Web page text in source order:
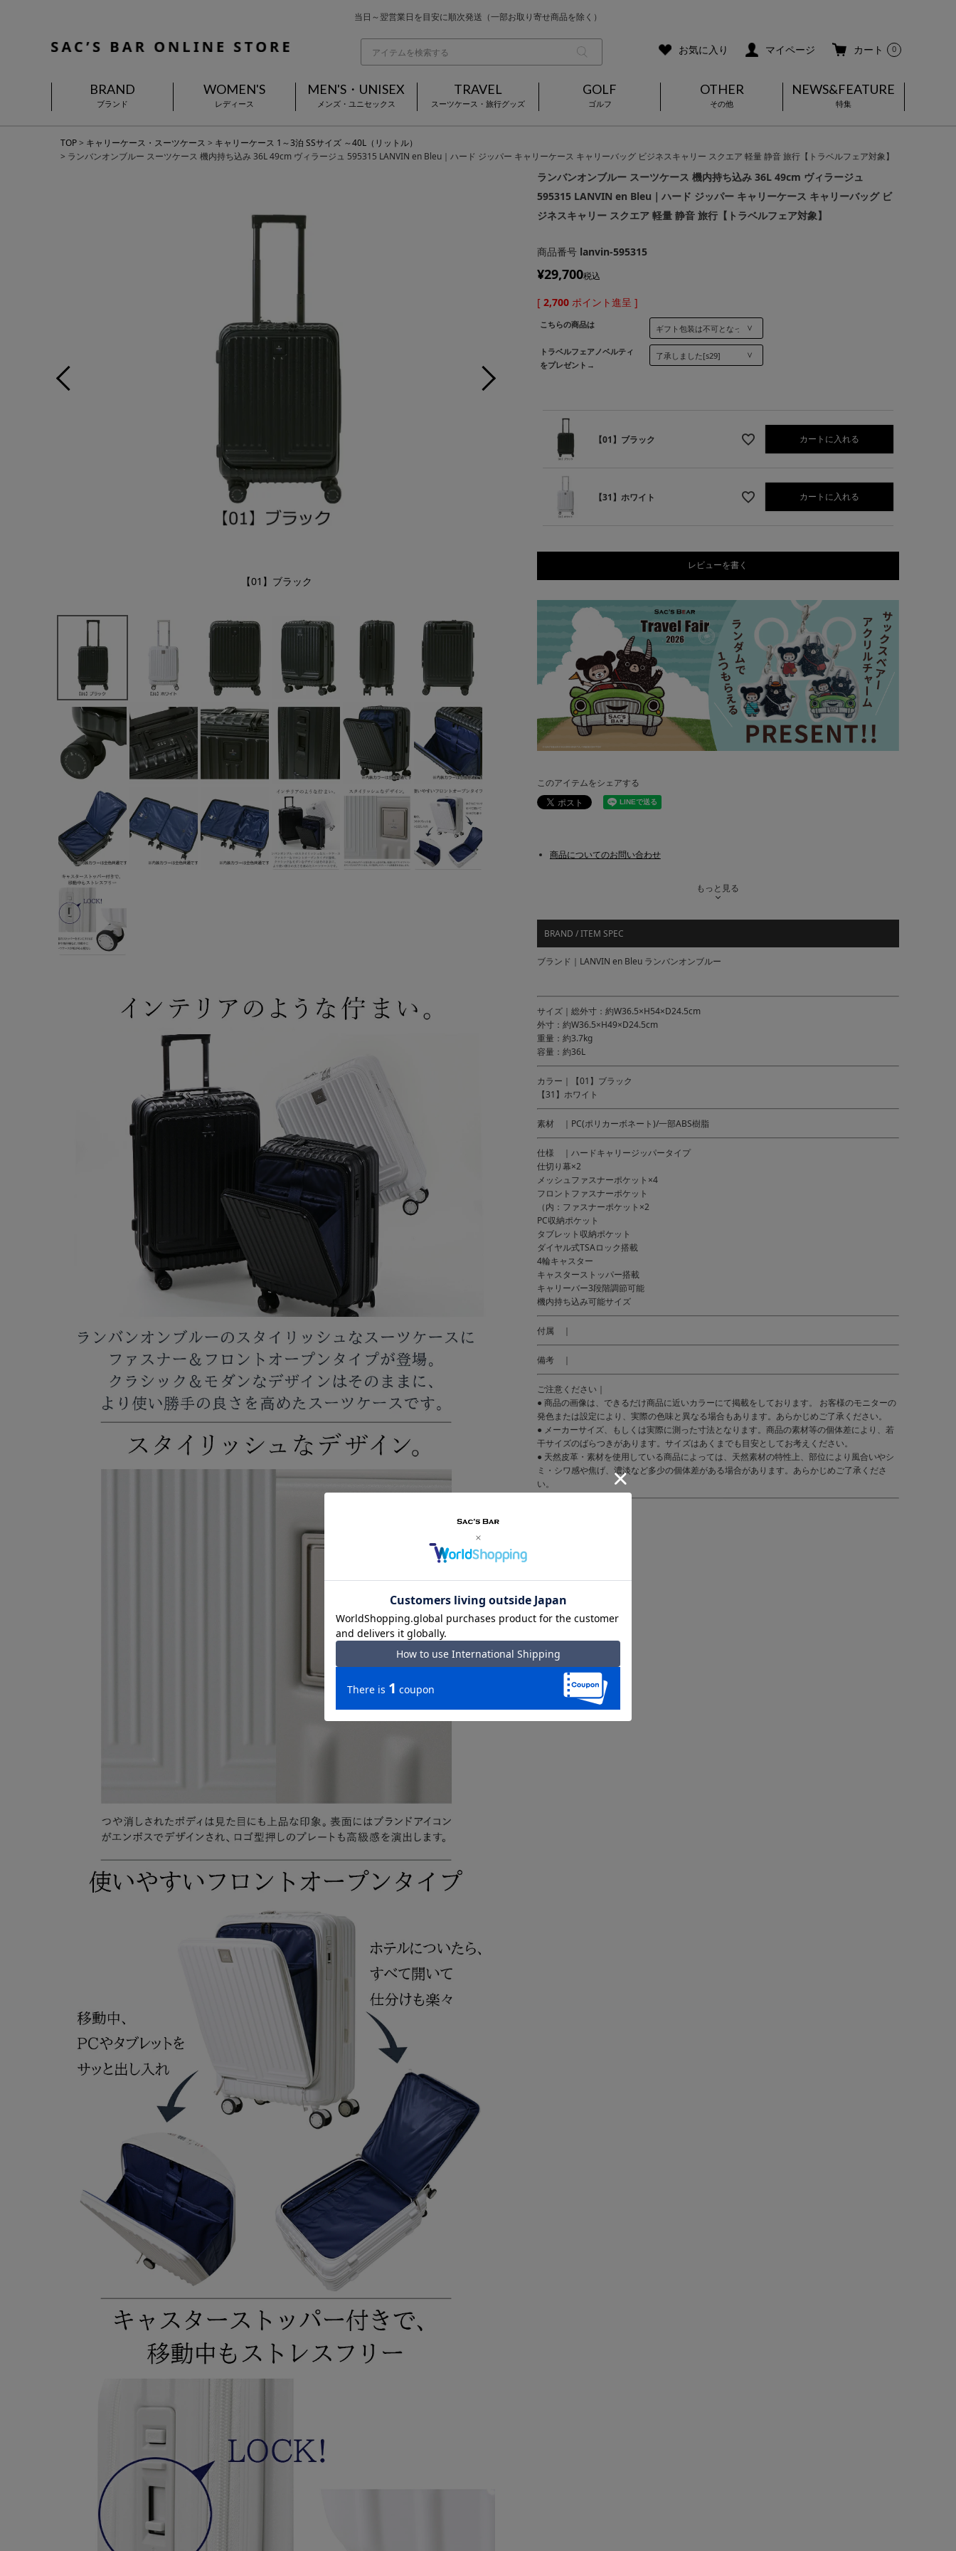
お買い上げ合計¥3,980以上で送料無料
当日～翌営業日を目安に順次発送（一部お取り寄せ商品を除く）
お気に入り マイページ カート 0
BRAND
ブランド
WOMEN'S
レディース
MEN'S・UNISEX
メンズ・ユニセックス
TRAVEL
スーツケース・旅行グッズ
GOLF
ゴルフ
OTHER
その他
NEWS&FEATURE
特集
TOP キャリーケース・スーツケース
キャリーケース 1～3泊 SSサイズ ～40L（リットル）
ランバンオンブルー スーツケース 機内持ち込み 36L 49cm ヴィラージュ 595315 LANVIN en Bleu｜ハード ジッパー キャリーケース キャリーバッグ ビジネスキャリー スクエア 軽量 静音 旅行【トラベルフェア対象】
【01】ブラック 【31】ホワイト
ランバンオンブルー スーツケース 機内持ち込み 36L 49cm ヴィラージュ
595315 LANVIN en Bleu｜ハード ジッパー キャリーケース キャリーバッグ ビ
ジネスキャリー スクエア 軽量 静音 旅行【トラベルフェア対象】
商品番号 lanvin-595315
¥29,700税込
[ 2,700 ポイント進呈 ]
こちらの商品は
トラベルフェアノベルティ
をプレゼント→
【01】ブラック カートに入れる
【31】ホワイト カートに入れる
レビューを書く
このアイテムをシェアする
商品についてのお問い合わせ
もっと見る
BRAND / ITEM SPEC
ブランド｜LANVIN en Bleu ランバンオンブルー
サイズ｜総外寸：約W36.5×H54×D24.5cm
外寸：約W36.5×H49×D24.5cm
重量：約3.7kg
容量：約36L
カラー｜【01】ブラック
【31】ホワイト
素材 ｜PC(ポリカーボネート)/一部ABS樹脂
仕様 ｜ハードキャリージッパータイプ
仕切り幕×2
メッシュファスナーポケット×4
フロントファスナーポケット
（内：ファスナーポケット×2
PC収納ポケット
タブレット収納ポケット
ダイヤル式TSAロック搭載
4輪キャスター
キャスターストッパー搭載
キャリーバー3段階調節可能
機内持ち込み可能サイズ
付属 ｜
備考 ｜
ご注意ください｜
● 商品の画像は、できるだけ商品に近いカラーにて掲載をしております。 お客様のモニターの
発色または設定により、実際の色味と異なる場合もあります。あらかじめご了承ください。
● メーカーサイズ、もしくは実際に測った寸法となります。商品の素材等の個体差により、若
干サイズのばらつきがあります。サイズはあくまでも目安としてお考えください。
● 天然皮革・素材を使用している商品によっては、天然素材の特性上、部位により風合いやシ
ミ・シワ感や焦げ、濃淡など多少の個体差がある場合があります。あらかじめご了承くださ
い。